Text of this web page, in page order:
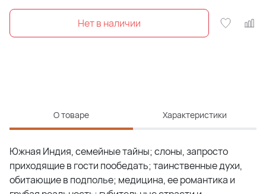
О товаре Характеристики
Южная Индия, семейные тайны; слоны, запросто
приходящие в гости пообедать; таинственные духи,
обитающие в подполье; медицина, ее романтика и